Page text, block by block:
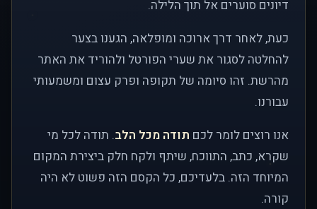
דיונים סוערים אל תוך הלילה.
כעת, לאחר דרך ארוכה ומופלאה, הגענו בצער
להחלטה לסגור את שערי הפורטל ולהוריד את האתר
מהרשת. זהו סיומה של תקופה ופרק עצום ומשמעותי
עבורנו.
אנו רוצים לומר לכם תודה מכל הלב. תודה לכל מי
שקרא, כתב, התווכח, שיתף ולקח חלק ביצירת המקום
המיוחד הזה. בלעדיכם, כל הקסם הזה פשוט לא היה
קורה.